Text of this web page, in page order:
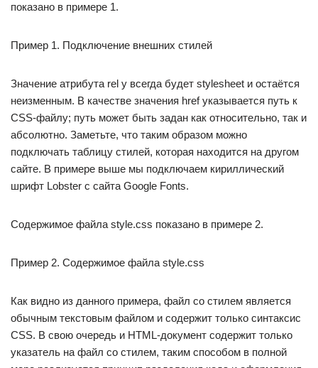
показано в примере 1.
Пример 1. Подключение внешних стилей
Значение атрибута rel у всегда будет stylesheet и остаётся
неизменным. В качестве значения href указывается путь к
CSS-файлу; путь может быть задан как относительно, так и
абсолютно. Заметьте, что таким образом можно
подключать таблицу стилей, которая находится на другом
сайте. В примере выше мы подключаем кириллический
шрифт Lobster с сайта Google Fonts.
Содержимое файла style.css показано в примере 2.
Пример 2. Содержимое файла style.css
Как видно из данного примера, файл со стилем является
обычным текстовым файлом и содержит только синтаксис
CSS. В свою очередь и HTML-документ содержит только
указатель на файл со стилем, таким способом в полной